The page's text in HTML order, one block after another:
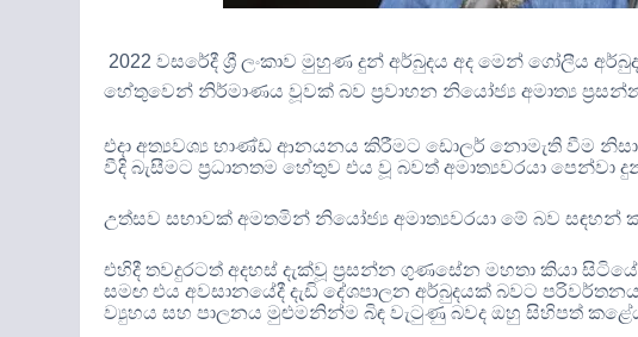
2022වසරේදී ශ්‍රී ලංකාව මුහුණ දුන් අර්බුදය අද මෙන් ගෝලීය
හේතුවෙන් නිර්මාණය වූවක් බව ප්‍රවාහන නියෝජ්‍ය අමාත්‍ය
එදා අත්‍යවශ්‍ය භාණ්ඩ ආනයනය කිරීමට ඩොලර් නොමැති වීම
වීදි බැසීමට ප්‍රධානතම හේතුව එය වූ බවත් අමාත්‍යවරයා පෙන්වා
උත්සව සභාවක් අමතමින් නියෝජ්‍ය අමාත්‍යවරයා මේ බව සඳහන්
එහිදී තවදුරටත් අදහස් දැක්වූ ප්‍රසන්න ගුණසේන මහතා කියා සිටියේ
සමඟ එය අවසානයේදී දැඩි දේශපාලන අර්බුදයක් බවට
ව්‍යුහය සහ පාලනය මුළුමනින්ම බිඳ වැටුණු බවද ඔහු සිහිපත්